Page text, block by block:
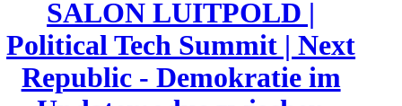
SALON LUITPOLD |
Political Tech Summit | Next
Republic - Demokratie im